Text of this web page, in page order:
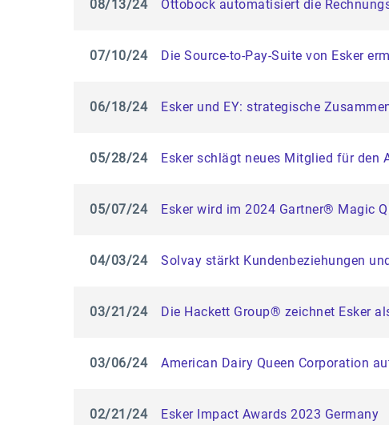
08/13/24 Ottobock automatisiert die
07/10/24 Die Source-to-Pay-Suite von Esker
06/18/24 Esker und EY: strategische
05/28/24 Esker schlägt neues Mitglied für den
05/07/24 Esker wird im 2024 Gartner® Magic
04/03/24 Solvay stärkt Kundenbeziehungen
03/21/24 Die Hackett Group® zeichnet Esker
03/06/24 American Dairy Queen Corporation
02/21/24 Esker Impact Awards 2023 Germany